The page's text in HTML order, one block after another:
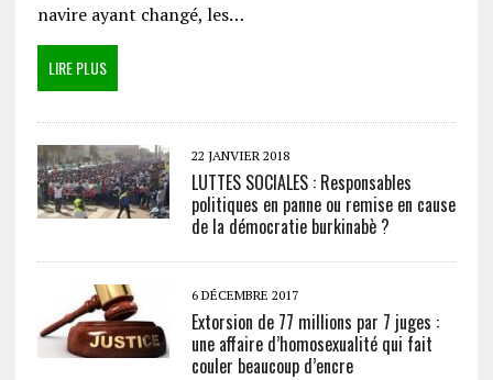
navire ayant changé, les…
LIRE PLUS
22 JANVIER 2018
LUTTES SOCIALES : Responsables
politiques en panne ou remise en cause
de la démocratie burkinabè ?
6 DÉCEMBRE 2017
Extorsion de 77 millions par 7 juges :
une affaire d’homosexualité qui fait
couler beaucoup d’encre